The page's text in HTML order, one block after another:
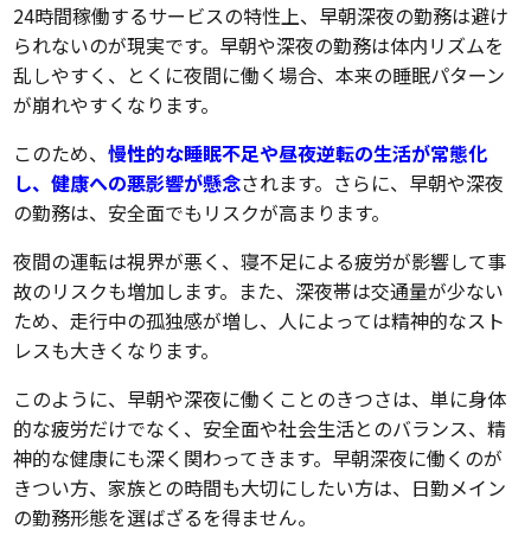
24時間稼働するサービスの特性上、早朝深夜の勤務は避け
られないのが現実です。早朝や深夜の勤務は体内リズムを
乱しやすく、とくに夜間に働く場合、本来の睡眠パターン
が崩れやすくなります。
このため、慢性的な睡眠不足や昼夜逆転の生活が常態化
し、健康への悪影響が懸念されます。さらに、早朝や深夜
の勤務は、安全面でもリスクが高まります。
夜間の運転は視界が悪く、寝不足による疲労が影響して事
故のリスクも増加します。また、深夜帯は交通量が少ない
ため、走行中の孤独感が増し、人によっては精神的なスト
レスも大きくなります。
このように、早朝や深夜に働くことのきつさは、単に身体
的な疲労だけでなく、安全面や社会生活とのバランス、精
神的な健康にも深く関わってきます。早朝深夜に働くのが
きつい方、家族との時間も大切にしたい方は、日勤メイン
の勤務形態を選ばざるを得ません。